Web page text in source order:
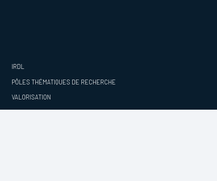
IRDL
PÔLES THÉMATIQUES DE RECHERCHE
VALORISATION
PUBLICATIONS